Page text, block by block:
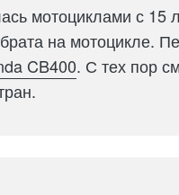
мотоциклами с 15
на мотоцикле.
CB400. С тех пор